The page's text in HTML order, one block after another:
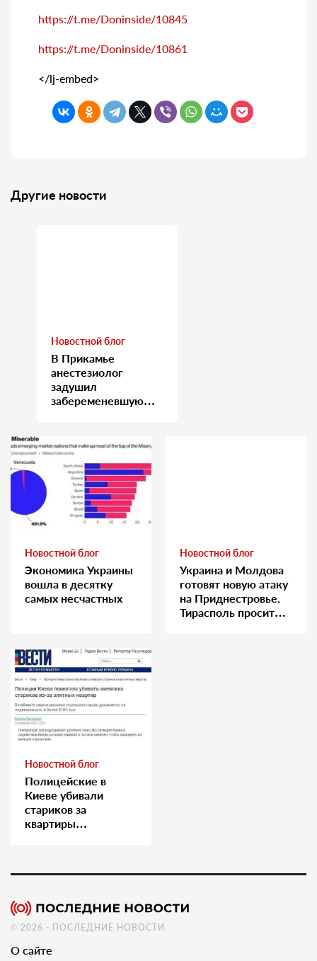
https://t.me/Doninside/10845
https://t.me/Doninside/10861
</lj-embed>
Другие новости
Новостной блог
В Прикамье
анестезиолог
задушил
забеременевшую
Новостной блог
Экономика Украины
вошла в десятку
самых несчастных
Новостной блог
Украина и Молдова
готовят новую атаку
на Приднестровье.
Тирасполь просит
Новостной блог
Полицейские в
Киеве убивали
стариков за
квартиры…
© 2026 - ПОСЛЕДНИЕ НОВОСТИ
О сайте